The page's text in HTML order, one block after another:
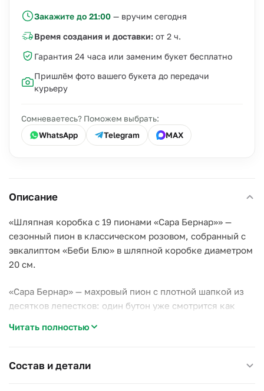
Закажите до 21:00 — вручим сегодня
Время создания и доставки: от 2 ч.
Гарантия 24 часа или заменим букет бесплатно
Пришлём фото вашего букета до передачи
курьеру
Сомневаетесь? Поможем выбрать:
WhatsApp
Telegram MAX
Описание
«Шляпная коробка с 19 пионами «Сара Бернар»» —
сезонный пион в классическом розовом, собранный с
эвкалиптом «Беби Блю» в шляпной коробке диаметром
20 см.
«Сара Бернар» — махровый пион с плотной шапкой из
десятков лепестков: один бутон уже смотрится как
крупную, но собранную форму.
Почему стоит выбрать эту композицию:
Читать полностью
Состав и детали